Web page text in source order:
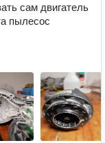
сам двигатель
пылесос